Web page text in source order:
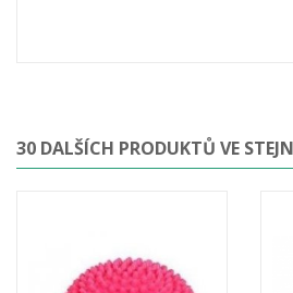
30 DALŠÍCH PRODUKTŮ VE